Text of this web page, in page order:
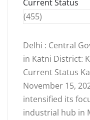
Current Status
(455)
Delhi : Central
in Katni District:
Current Status
November 15,
intensified its
industrial hub in